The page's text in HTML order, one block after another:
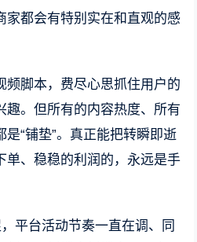
家都会有特别实在和直观的感
频脚本，费尽心思抓住用户的
趣。但所有的内容热度、所有
“铺垫”。真正能把转瞬即逝
单、稳稳的利润的，永远是手
平台活动节奏一直在调、同